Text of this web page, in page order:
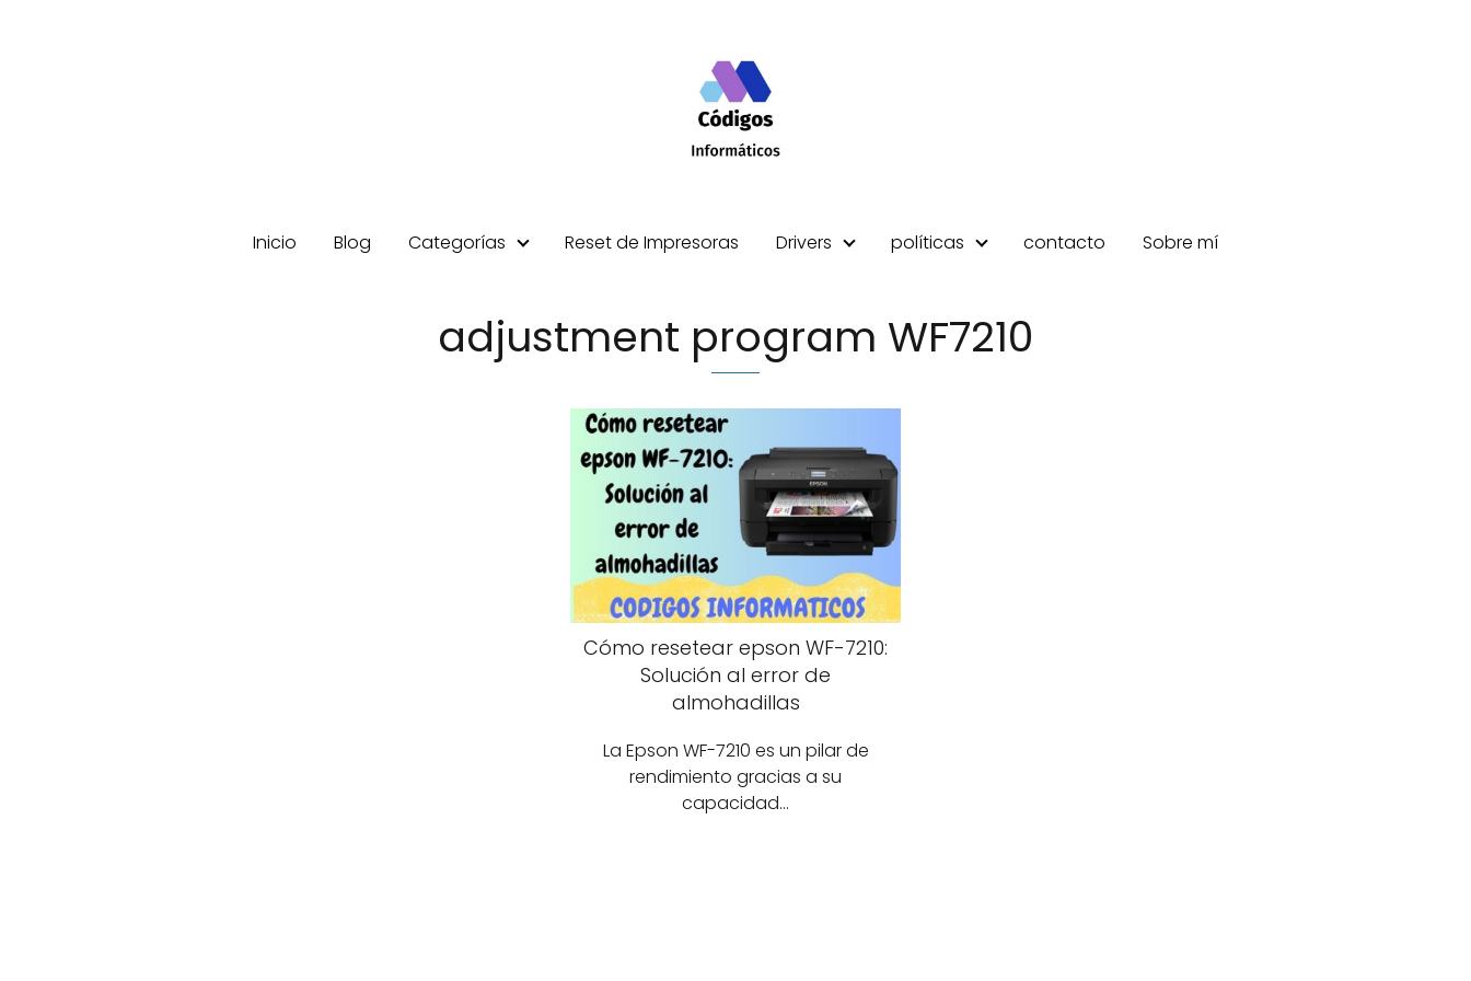
Inicio Blog Categorías Reset de Impresoras Drivers políticas contacto Sobre mí
adjustment program WF7210
Cómo resetear epson WF-7210:
Solución al error de
almohadillas
La Epson WF-7210 es un pilar de
rendimiento gracias a su
capacidad…